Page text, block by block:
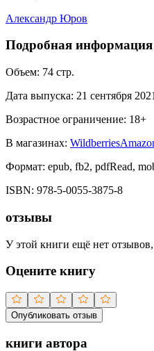
Александр Юров
Подробная информация
Объем: 74 стр.
Дата выпуска: 21 сентября
Возрастное ограничение: 18+
В магазинах: Wildberries
Формат: epub, fb2, pdfRead,
ISBN: 978-5-0055-3875-8
отзывы
У этой книги ещё нет
Оцените книгу
Опубликовать отзыв
книги автора